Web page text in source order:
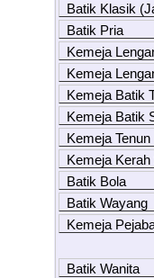
Batik Klasik
Batik Pria
Kemeja
Kemeja
Kemeja Batik
Kemeja Batik
Kemeja Tenun
Kemeja Kerah
Batik Bola
Batik Wayang
Kemeja
Batik Wanita